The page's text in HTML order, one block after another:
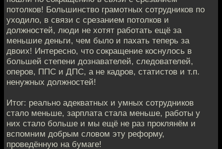
потолков! Большинство грамотных сотрудников по
уходило, в связи с срезанием потолков и
должностей, люди не хотят работать ещё за
меньшие деньги, чем было и пахать теперь за
двоих! Интересно, что сокращение коснулось в
большей степени дознавателей, следователей,
оперов, ППС и ДПС, а не кадров, статистов и т.п.
ненужных должностей!
Итог: реально адекватных и умных сотрудников
стало меньше, зарплата стала меньше, работы у
них стало больше и мы ещё не раз проклянём и
вспомним добрым словом эту реформу,
проведённую на бумаге!